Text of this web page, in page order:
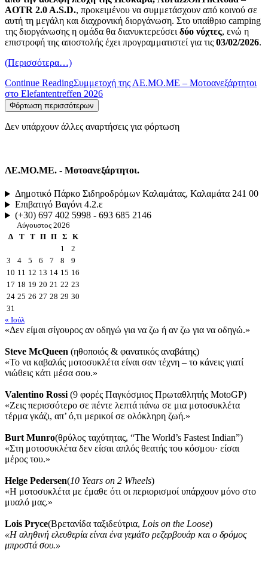
AOTR 2.0 A.S.D., προκειμένου να συμμετάσχουν από κοινού σε
αυτή τη μεγάλη και διαχρονική διοργάνωση. Στο υπαίθριο camping
της διοργάνωσης η ομάδα θα διανυκτερεύσει δύο νύχτες, ενώ η
επιστροφή της αποστολής έχει προγραμματιστεί για τις 03/02/2026.
(Περισσότερα…)
Continue ReadingΣυμμετοχή της ΛΕ.ΜΟ.ΜΕ – Μοτοανεξάρτητοι
στο Elefantentreffen 2026
Φόρτωση περισσότερων
Δεν υπάρχουν άλλες αναρτήσεις για φόρτωση
ΛΕ.ΜΟ.ΜΕ. - Μοτοανεξάρτητοι.
Δημοτικό Πάρκο Σιδηροδρόμων Καλαμάτας, Καλαμάτα 241 00
Επιβατιγό Βαγόνι 4.2.ε
(+30) 697 402 5998 - 693 685 2146
Αύγουστος 2026
Δ
Τ Τ Π Π Σ Κ
1
2
3
4 5 6 7 8
9
10 11 12 13 14 15 16
17 18 19 20 21 22 23
24 25 26 27 28 29 30
31
« Ιούλ
«Δεν είμαι σίγουρος αν οδηγώ για να ζω ή αν ζω για να οδηγώ.»
Steve McQueen (ηθοποιός & φανατικός αναβάτης)
«Το να καβαλάς μοτοσυκλέτα είναι σαν τέχνη – το κάνεις γιατί
νιώθεις κάτι μέσα σου.»
Valentino Rossi(9 φορές Παγκόσμιος Πρωταθλητής MotoGP)
«Ζεις περισσότερο σε πέντε λεπτά πάνω σε μια μοτοσυκλέτα
τέρμα γκάζι, απ’ ό,τι μερικοί σε ολόκληρη ζωή.»
Burt Munro(θρύλος ταχύτητας, “The World’s Fastest Indian”)
«Στη μοτοσυκλέτα δεν είσαι απλός θεατής του κόσμου· είσαι
μέρος του.»
Helge Pedersen(10 Years on 2 Wheels)
«Η μοτοσυκλέτα με έμαθε ότι οι περιορισμοί υπάρχουν μόνο στο
μυαλό μας.»
Lois Pryce(Βρετανίδα ταξιδεύτρια, Lois on the Loose)
«Η αληθινή ελευθερία είναι ένα γεμάτο ρεζερβουάρ και ο δρόμος
μπροστά σου.»